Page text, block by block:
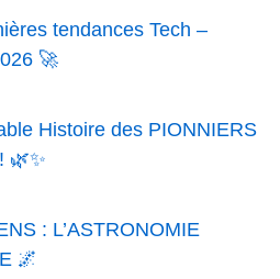
tendances Tech –
🚀
Histoire des PIONNIERS
🌿✨
: L’ASTRONOMIE
🌌